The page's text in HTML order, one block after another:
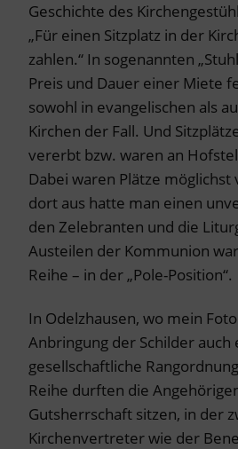
Geschichte des
„Für einen Sitzplatz in der
zahlen.“ In sogenannten
Preis und Dauer einer Miete
sowohl in evangelischen als
Kirchen der Fall. Und
vererbt bzw. waren an
Dabei waren Plätze
dort aus hatte man einen
den Zelebranten und die
Austeilen der Kommunion
Reihe – in der „Pole-Position“.
In Odelzhausen, wo mein
Anbringung der Schilder auch
gesellschaftliche
Reihe durften die
Gutsherrschaft sitzen, in der
Kirchenvertreter wie der